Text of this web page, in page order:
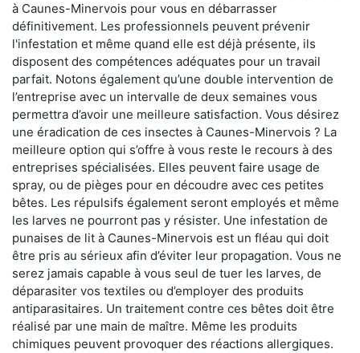
à Caunes-Minervois pour vous en débarrasser
définitivement. Les professionnels peuvent prévenir
l'infestation et même quand elle est déjà présente, ils
disposent des compétences adéquates pour un travail
parfait. Notons également qu’une double intervention de
l’entreprise avec un intervalle de deux semaines vous
permettra d’avoir une meilleure satisfaction. Vous désirez
une éradication de ces insectes à Caunes-Minervois ? La
meilleure option qui s’offre à vous reste le recours à des
entreprises spécialisées. Elles peuvent faire usage de
spray, ou de pièges pour en découdre avec ces petites
bêtes. Les répulsifs également seront employés et même
les larves ne pourront pas y résister. Une infestation de
punaises de lit à Caunes-Minervois est un fléau qui doit
être pris au sérieux afin d’éviter leur propagation. Vous ne
serez jamais capable à vous seul de tuer les larves, de
déparasiter vos textiles ou d’employer des produits
antiparasitaires. Un traitement contre ces bêtes doit être
réalisé par une main de maître. Même les produits
chimiques peuvent provoquer des réactions allergiques.